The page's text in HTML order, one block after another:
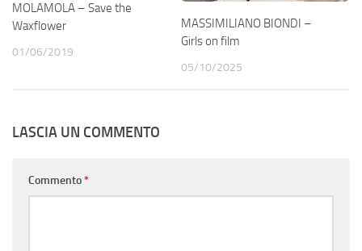
MOLAMOLA – Save the
Waxflower
01/06/2019
MASSIMILIANO BIONDI –
Girls on film
05/10/2025
LASCIA UN COMMENTO
Commento*